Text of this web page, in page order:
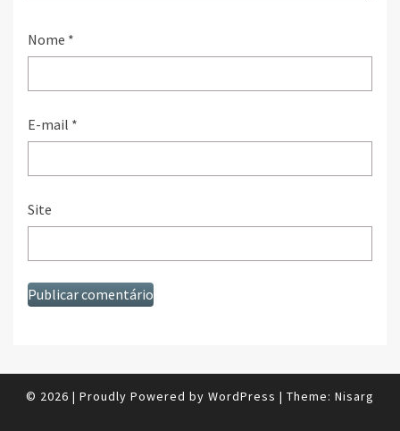
Nome *
E-mail *
Site
© 2026 | Proudly Powered by WordPress | Theme: Nisarg